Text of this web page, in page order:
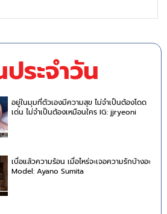
ระจำวัน
อยู่ในมุมที่ตัวเองมีความสุข ไม่จำเป็นต้องโดด
เด่น ไม่จำเป็นต้องเหมือนใคร IG: jjryeoni
เบื่อแล้วความร้อน เมื่อไหร่จะเจอความรักบ้างอะ
Model: Ayano Sumita